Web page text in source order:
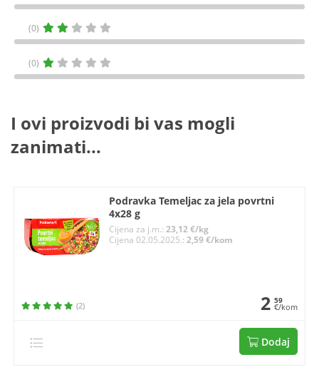
(0)
(0)
I ovi proizvodi bi vas mogli
zanimati...
Podravka Temeljac za jela povrtni
4x28 g
Cijena za j.m.:23,12 €/kg
Cijena 02.05.2025.:2,59 €/kom
(2) 2 59
€/kom
Dodaj